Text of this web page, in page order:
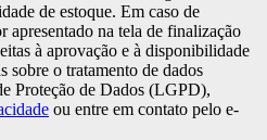
de estoque. Em caso de
apresentado na tela de finalização
à aprovação e à disponibilidade
sobre o tratamento de dados
Proteção de Dados (LGPD),
ou entre em contato pelo e-